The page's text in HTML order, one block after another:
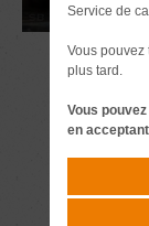
Service de
Vous pouvez
plus tard.
Vous
en